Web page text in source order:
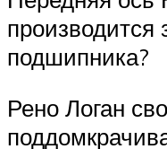
производится
подшипника?
Рено Логан